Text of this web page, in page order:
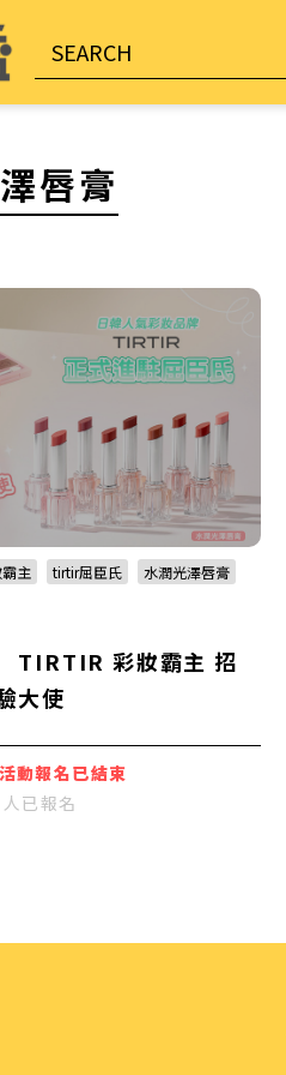
唇膏
主 tirtir屈臣氏
水潤光澤唇膏
TIRTIR 彩妝霸主 招
大使
活動報名已結束
人已報名